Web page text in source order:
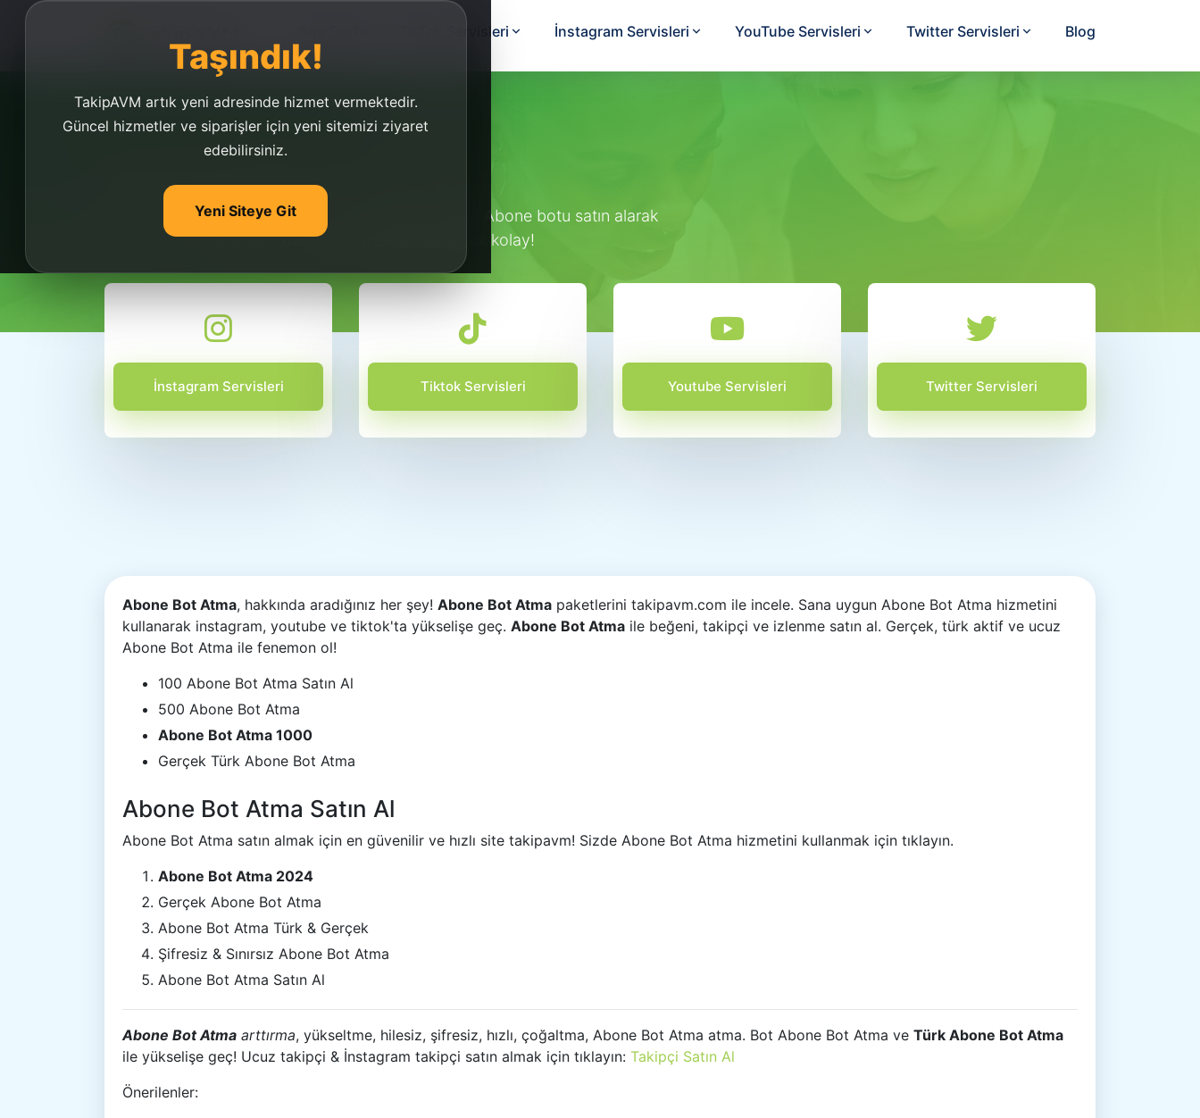
Taşındık!
TakipAVM artık yeni adresinde hizmet vermektedir.
Güncel hizmetler ve siparişler için yeni sitemizi ziyaret
edebilirsiniz.
Yeni Siteye Git
TikTok Servisleri İnstagram Servisleri YouTube Servisleri Twitter Servisleri Blog
Abone bot atma işlemi çok ucuz fiyatlarıyla sizlerle! Abone botu satın alarak
kanalınıza atabilirsiniz. Youtube abone bot atma çok kolay!
İnstagram Servisleri Tiktok Servisleri Youtube Servisleri Twitter Servisleri
Abone Bot Atma, hakkında aradığınız her şey! Abone Bot Atma paketlerini takipavm.com ile incele. Sana uygun Abone Bot Atma hizmetini
kullanarak instagram, youtube ve tiktok'ta yükselişe geç. Abone Bot Atma ile beğeni, takipçi ve izlenme satın al. Gerçek, türk aktif ve ucuz
Abone Bot Atma ile fenemon ol!
100 Abone Bot Atma Satın Al
500 Abone Bot Atma
Abone Bot Atma 1000
Gerçek Türk Abone Bot Atma
Abone Bot Atma Satın Al
Abone Bot Atma satın almak için en güvenilir ve hızlı site takipavm! Sizde Abone Bot Atma hizmetini kullanmak için tıklayın.
Abone Bot Atma 2024
Gerçek Abone Bot Atma
Abone Bot Atma Türk & Gerçek
Şifresiz & Sınırsız Abone Bot Atma
Abone Bot Atma Satın Al
Abone Bot Atma arttırma, yükseltme, hilesiz, şifresiz, hızlı, çoğaltma, Abone Bot Atma atma. Bot Abone Bot Atma ve Türk Abone Bot Atma
ile yükselişe geç! Ucuz takipçi & İnstagram takipçi satın almak için tıklayın: Takipçi Satın Al
Önerilenler: